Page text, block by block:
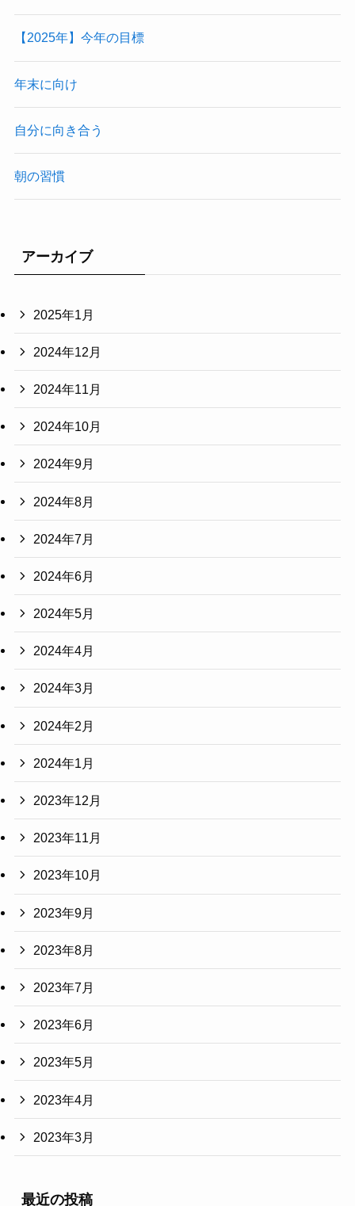
【2025年】今年の目標
年末に向け
自分に向き合う
朝の習慣
アーカイブ
2025年1月
2024年12月
2024年11月
2024年10月
2024年9月
2024年8月
2024年7月
2024年6月
2024年5月
2024年4月
2024年3月
2024年2月
2024年1月
2023年12月
2023年11月
2023年10月
2023年9月
2023年8月
2023年7月
2023年6月
2023年5月
2023年4月
2023年3月
最近の投稿